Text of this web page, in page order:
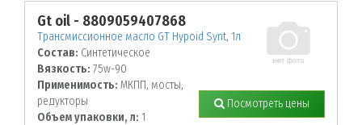
Gt oil - 8809059407868
Трансмиссионное масло GT Hypoid Synt, 1л
Состав: Синтетическое
Вязкость: 75w-90
Применимость: МКПП, мосты,
редукторы
Объем упаковки, л: 1
Посмотреть цены